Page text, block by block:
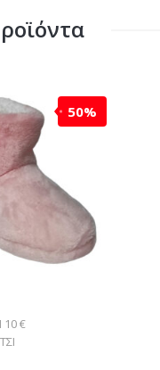
50%
10 €